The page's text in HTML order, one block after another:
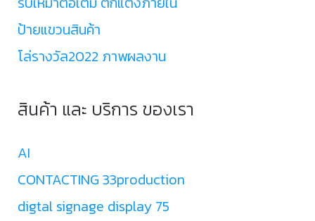
ป้ายแขวนสินค้า
โล่รางวัล2022 ภาพผลงาน
สินค้า และ บริการ ของเรา
AI
CONTACTING 33production
digtal signage display 75